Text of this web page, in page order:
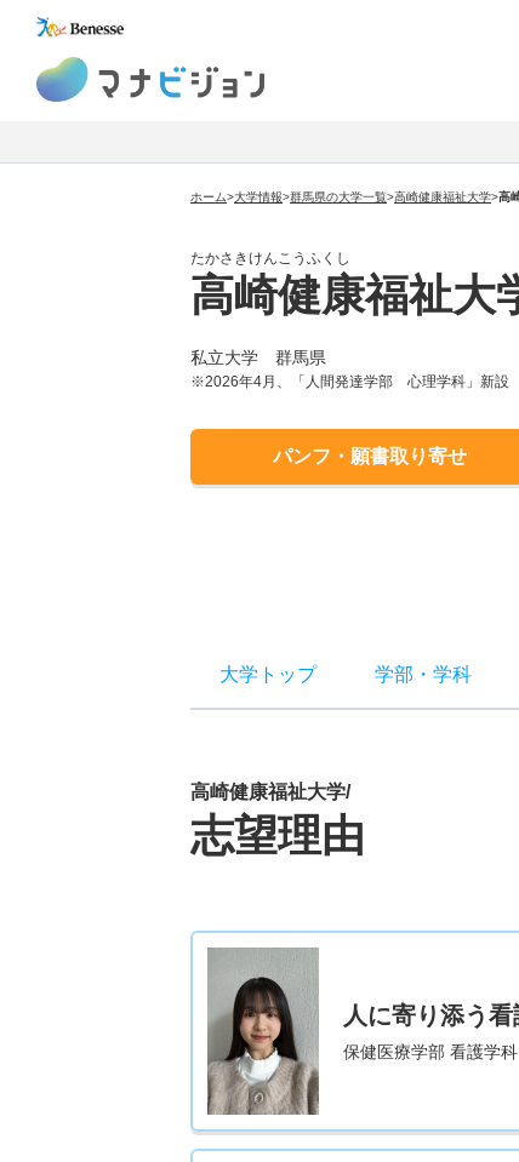
ホーム>大学情報>群馬県の大学一覧>高崎健康福祉大学>高
たかさきけんこうふくし
高崎健康福祉大
私立大学 群馬県
※2026年4月、「人間発達学部 心理学科」新設
パンフ・願書取り寄せ
大学トップ 学部 ・ 学科
高崎健康福祉大学/
志望理由
人に寄り添う
保健医療学部 看護学